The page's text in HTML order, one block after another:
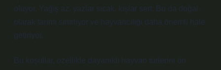
oluyor. Yağış az, yazlar sıcak, kışlar sert. Bu da doğal
olarak tarımı sınırlıyor ve hayvancılığı daha önemli hale
getiriyor.
Bu koşullar, özellikle dayanıklı hayvan türlerini ön